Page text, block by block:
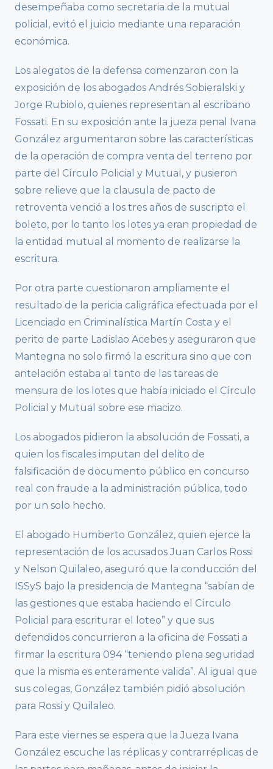
desempeñaba como secretaria de la mutual
policial, evitó el juicio mediante una reparación
económica.
Los alegatos de la defensa comenzaron con la
exposición de los abogados Andrés Sobieralski y
Jorge Rubiolo, quienes representan al escribano
Fossati. En su exposición ante la jueza penal Ivana
González argumentaron sobre las características
de la operación de compra venta del terreno por
parte del Círculo Policial y Mutual, y pusieron
sobre relieve que la clausula de pacto de
retroventa venció a los tres años de suscripto el
boleto, por lo tanto los lotes ya eran propiedad de
la entidad mutual al momento de realizarse la
escritura.
Por otra parte cuestionaron ampliamente el
resultado de la pericia caligráfica efectuada por el
Licenciado en Criminalística Martín Costa y el
perito de parte Ladislao Acebes y aseguraron que
Mantegna no solo firmó la escritura sino que con
antelación estaba al tanto de las tareas de
mensura de los lotes que había iniciado el Círculo
Policial y Mutual sobre ese macizo.
Los abogados pidieron la absolución de Fossati, a
quien los fiscales imputan del delito de
falsificación de documento público en concurso
real con fraude a la administración pública, todo
por un solo hecho.
El abogado Humberto González, quien ejerce la
representación de los acusados Juan Carlos Rossi
y Nelson Quilaleo, aseguró que la conducción del
ISSyS bajo la presidencia de Mantegna “sabían de
las gestiones que estaba haciendo el Círculo
Policial para escriturar el loteo” y que sus
defendidos concurrieron a la oficina de Fossati a
firmar la escritura 094 “teniendo plena seguridad
que la misma es enteramente valida”. Al igual que
sus colegas, González también pidió absolución
para Rossi y Quilaleo.
Para este viernes se espera que la Jueza Ivana
González escuche las réplicas y contrarréplicas de